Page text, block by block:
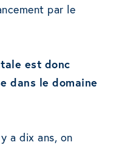
par le
est donc
dans le domaine
a dix ans, on